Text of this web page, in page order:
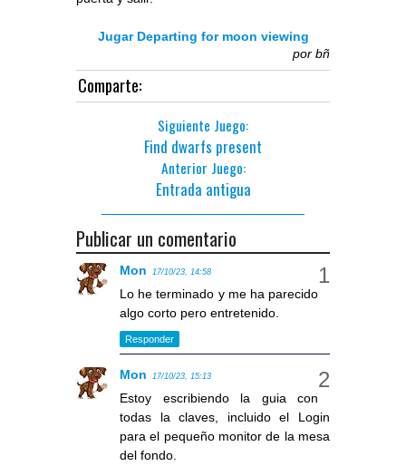
Jugar Departing for moon viewing
por bñ
Comparte:
Siguiente Juego:
Find dwarfs present
Anterior Juego:
Entrada antigua
Publicar un comentario
Mon 17/10/23, 14:58
Lo he terminado y me ha parecido
algo corto pero entretenido.
Responder
Mon 17/10/23, 15:13
Estoy escribiendo la guia con
todas la claves, incluido el Login
para el pequeño monitor de la mesa
del fondo.